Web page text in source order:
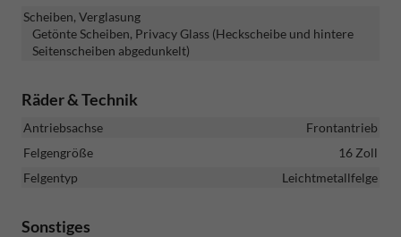
Scheiben, Verglasung
Getönte Scheiben, Privacy Glass (Heckscheibe und hintere
Seitenscheiben abgedunkelt)
Räder & Technik
Antriebsachse
Frontantrieb
Felgengröße
16 Zoll
Felgentyp
Leichtmetallfelge
Sonstiges